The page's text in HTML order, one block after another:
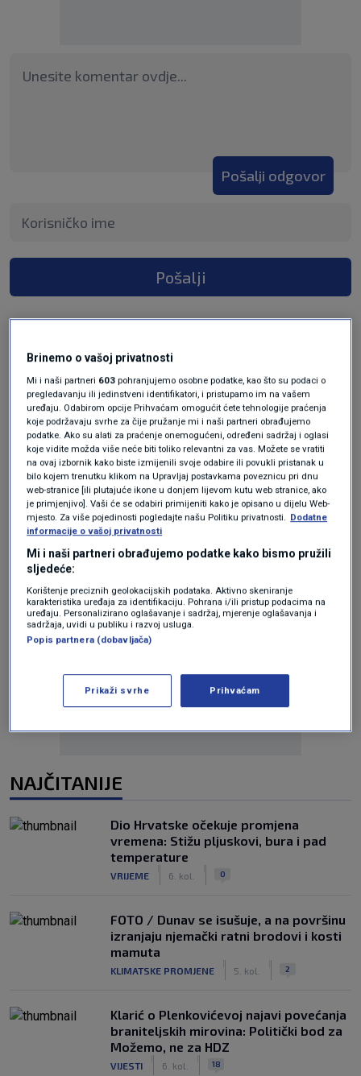
Pošalji odgovor
Pošalji
Oglas
NAJČITANIJE
Dio Hrvatske očekuje promjena
vremena: Stižu pljuskovi, bura i pad
temperature
VRIJEME 6. kol. 0
FOTO / Dunav se isušuje, a na površinu
izranjaju njemački ratni brodovi i kosti
mamuta
KLIMATSKE PROMJENE 5. kol. 2
Klarić o Plenkovićevoj najavi povećanja
braniteljskih mirovina: Politički bod za
Možemo, ne za HDZ
VIJESTI 6. kol. 18
Brinemo o vašoj privatnosti
Mi i naši partneri 603 pohranjujemo osobne podatke, kao što su podaci o
pregledavanju ili jedinstveni identifikatori, i pristupamo im na vašem
uređaju. Odabirom opcije Prihvaćam omogućit ćete tehnologije praćenja
koje podržavaju svrhe za čije pružanje mi i naši partneri obrađujemo
podatke. Ako su alati za praćenje onemogućeni, određeni sadržaj i oglasi
koje vidite možda više neće biti toliko relevantni za vas. Možete se vratiti
na ovaj izbornik kako biste izmijenili svoje odabire ili povukli pristanak u
bilo kojem trenutku klikom na Upravljaj postavkama poveznicu pri dnu
web-stranice [ili plutajuće ikone u donjem lijevom kutu web stranice, ako
je primjenjivo]. Vaši će se odabiri primijeniti kako je opisano u dijelu Web-
mjesto. Za više pojedinosti pogledajte našu Politiku privatnosti.
Dodatne
informacije o vašoj privatnosti
Mi i naši partneri obrađujemo podatke kako bismo pružili
sljedeće:
Korištenje preciznih geolokacijskih podataka. Aktivno skeniranje
karakteristika uređaja za identifikaciju. Pohrana i/ili pristup podacima na
uređaju. Personalizirano oglašavanje i sadržaj, mjerenje oglašavanja i
sadržaja, uvidi u publiku i razvoj usluga.
Popis partnera (dobavljača)
Prikaži svrhe Prihvaćam